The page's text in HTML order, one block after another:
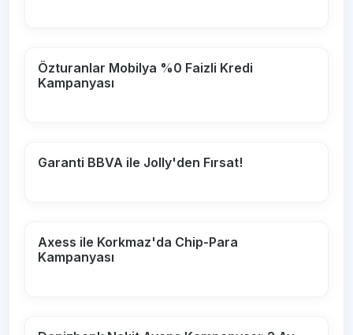
Özturanlar Mobilya %0 Faizli Kredi
Kampanyası
Garanti BBVA ile Jolly'den Fırsat!
Axess ile Korkmaz'da Chip-Para
Kampanyası